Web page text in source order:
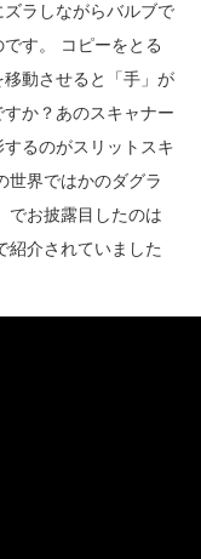
ラしながらバルブで
す。 コピーをとる
動させると「手」が
か？あのスキャナー
るのがスリットスキ
世界ではかのダグラ
でお披露目したのは
紹介されていました